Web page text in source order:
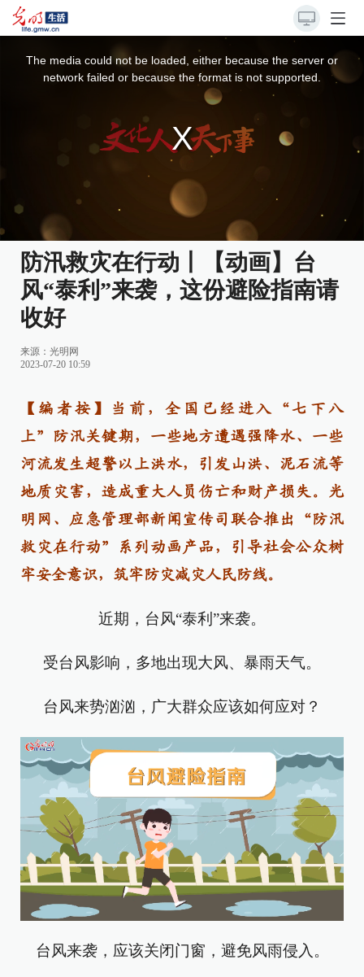
The media could not be loaded, either because the server or
network failed or because the format is not supported.
防汛救灾在行动丨【动画】台
风“泰利”来袭，这份避险指南请
收好
来源： 光明网
2023-07-20 10:59
【编者按】当前，全国已经进入“七下八
上”防汛关键期，一些地方遭遇强降水、一些
河流发生超警以上洪水，引发山洪、泥石流等
地质灾害，造成重大人员伤亡和财产损失。光
明网、应急管理部新闻宣传司联合推出“防汛
救灾在行动”系列动画产品，引导社会公众树
牢安全意识，筑牢防灾减灾人民防线。
近期，台风“泰利”来袭。
受台风影响，多地出现大风、暴雨天气。
台风来势汹汹，广大群众应该如何应对？
台风来袭，应该关闭门窗，避免风雨侵入。